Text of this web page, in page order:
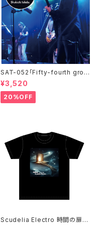
SAT-052「Fifty-fourth groo
¥3,520
20%OFF
Scudelia Electro 時間の扉T